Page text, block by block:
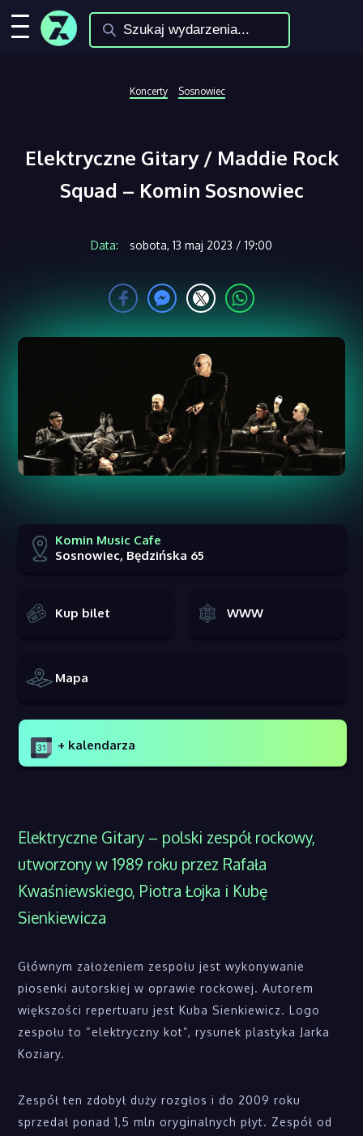
Koncerty Sosnowiec
Elektryczne Gitary / Maddie Rock
Squad – Komin Sosnowiec
Data: sobota, 13 maj 2023 / 19:00
Komin Music Cafe
Sosnowiec, Będzińska 65
Kup bilet WWW
Mapa
+ kalendarza
Elektryczne Gitary – polski zespół rockowy,
utworzony w 1989 roku przez Rafała
Kwaśniewskiego, Piotra Łojka i Kubę
Sienkiewicza
Głównym założeniem zespołu jest wykonywanie
piosenki autorskiej w oprawie rockowej. Autorem
większości repertuaru jest Kuba Sienkiewicz. Logo
zespołu to “elektryczny kot”, rysunek plastyka Jarka
Koziary.
Zespół ten zdobył duży rozgłos i do 2009 roku
sprzedał ponad 1,5 mln oryginalnych płyt. Zespół od